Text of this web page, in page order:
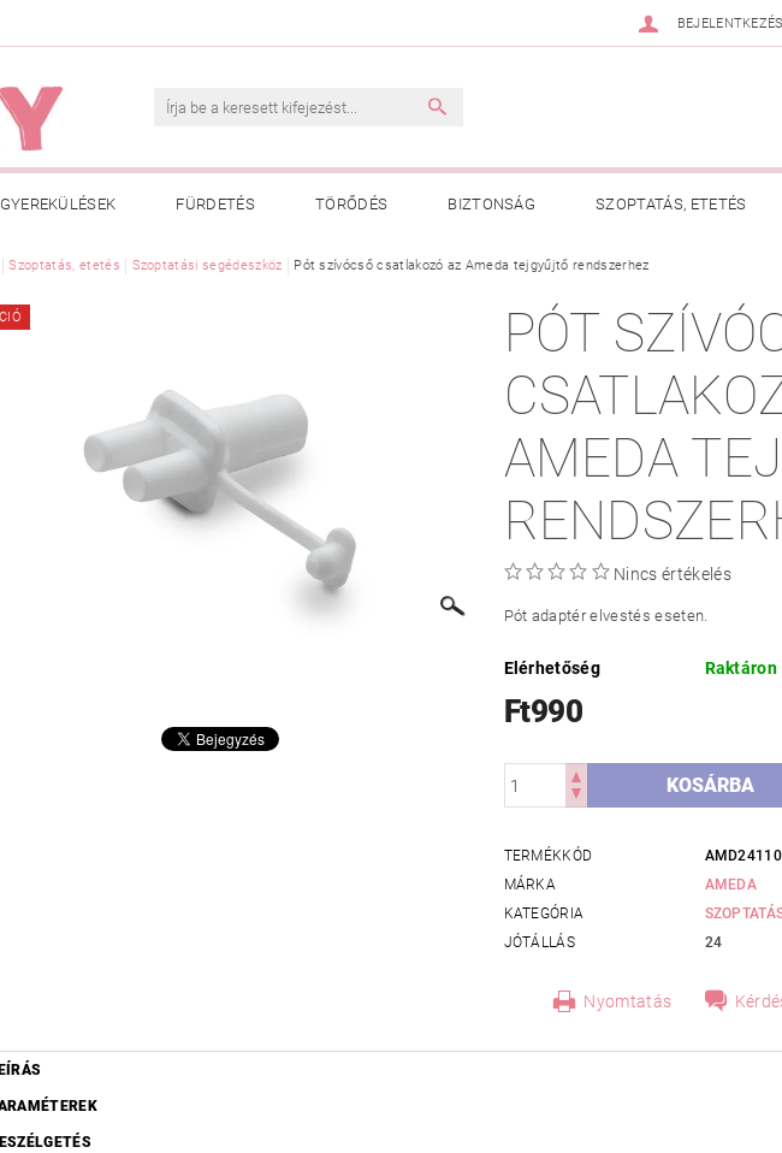
BEJELENTKEZÉS
GYEREKÜLÉSEK FÜRDETÉS TÖRŐDÉS BIZTONSÁG SZOPTATÁS, ETETÉS
VÁSÁRLÁSI FELTÉTELEK ADATKEZELÉSI TÁJÉKOZTATÓ KAPCSOLAT
A MEGFELELŐ MÉRET MEGÁLLAPÍTÁSA HASZNOS TANÁCSOK
Szoptatás, etetés Szoptatási segédeszköz Pót szívócső csatlakozó az Ameda tejgyűjtő rendszerhez
PÓT
AMEDA
Nincs értékelés
Pót adaptér elvestés eseten.
Elérhetőség Raktáron
Ft990
TERMÉKKÓD
MÁRKA
AMEDA
KATEGÓRIA
JÓTÁLLÁS
24
Nyomtatás